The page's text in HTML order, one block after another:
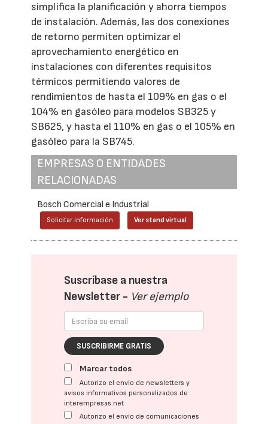
simplifica la planificación y ahorra tiempos
de instalación. Además, las dos conexiones
de retorno permiten optimizar el
aprovechamiento energético en
instalaciones con diferentes requisitos
térmicos permitiendo valores de
rendimientos de hasta el 109% en gas o el
104% en gasóleo para modelos SB325 y
SB625, y hasta el 110% en gas o el 105% en
gasóleo para la SB745.
EMPRESAS O ENTIDADES
RELACIONADAS
Bosch Comercial e Industrial
Solicitar información Ver stand virtual
Suscríbase a nuestra
Newsletter - Ver ejemplo
SUSCRIBIRME GRATIS
Marcar todos
Autorizo el envío de newsletters y
avisos informativos personalizados de
interempresas.net
Autorizo el envío de comunicaciones